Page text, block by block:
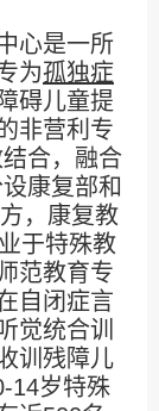
心是一所
为孤独症
碍儿童提
非营利专
合，融合
康复部和
，康复教
于特殊教
范教育专
自闭症言
觉统合训
训残障儿
14岁特殊